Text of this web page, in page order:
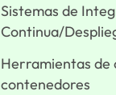
Sistemas de
Continua/
Herramientas de
contenedores